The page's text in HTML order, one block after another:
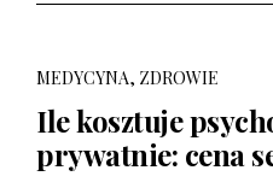
MEDYCYNA, ZDROWIE
Ile kosztuje
prywatnie: cena